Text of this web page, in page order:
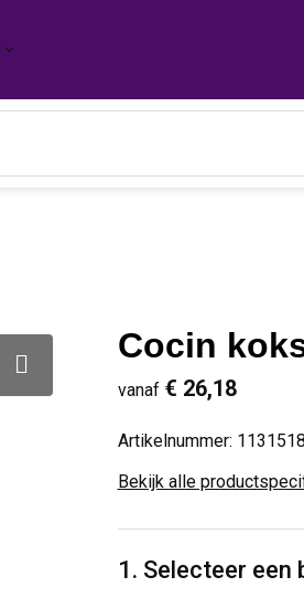
Cocin
vanaf € 26,18
Artikelnummer:
Bekijk alle
1. Selecteer een